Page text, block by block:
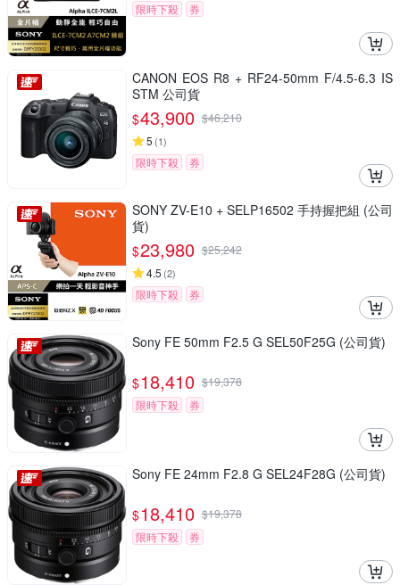
限時下殺
券
CANON EOS R8 + RF24-50mm F/4.5-6.3 IS
STM 公司貨
$43,900 $46,210
5 (1)
限時下殺 券
SONY ZV-E10 + SELP16502 手持握把組 (公司
貨)
$23,980 $25,242
4.5 (2)
限時下殺 券
Sony FE 50mm F2.5 G SEL50F25G (公司貨)
$18,410 $19,378
限時下殺
券
Sony FE 24mm F2.8 G SEL24F28G (公司貨)
$18,410 $19,378
限時下殺
券